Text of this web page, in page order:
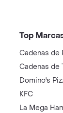
Top
Cadenas de
Cadenas de
Domino's
KFC
La Mega